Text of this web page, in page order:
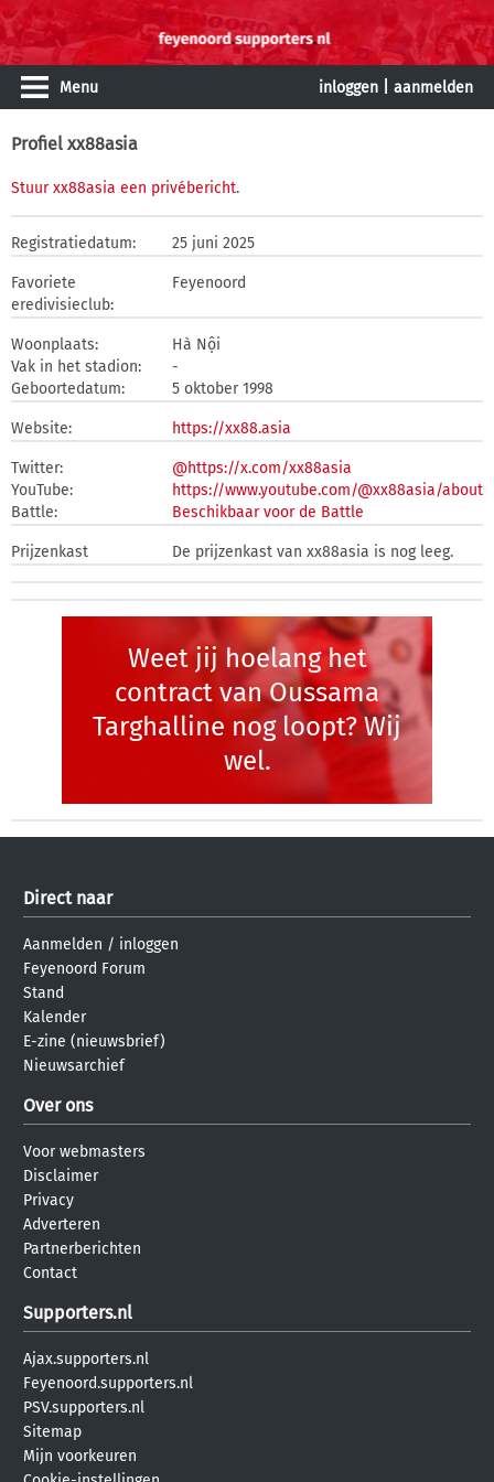
Menu inloggen aanmelden
Profiel xx88asia
Stuur xx88asia een privébericht.
Registratiedatum: 25 juni 2025
Favoriete
eredivisieclub:
Feyenoord
Woonplaats:
Hà Nội
Vak in het stadion:
-
Geboortedatum:
5 oktober 1998
Website: https://xx88.asia
Twitter:
@https://x.com/xx88asia
YouTube:
https://www.youtube.com/@xx88asia/about
Battle:
Beschikbaar voor de Battle
Prijzenkast De prijzenkast van xx88asia is nog leeg.
Weet jij hoelang het
contract van Oussama
Targhalline nog loopt? Wij
wel.
Direct naar
Aanmelden / inloggen
Feyenoord Forum
Stand
Kalender
E-zine (nieuwsbrief)
Nieuwsarchief
Over ons
Voor webmasters
Disclaimer
Privacy
Adverteren
Partnerberichten
Contact
Supporters.nl
Ajax.supporters.nl
Feyenoord.supporters.nl
PSV.supporters.nl
Sitemap
Mijn voorkeuren